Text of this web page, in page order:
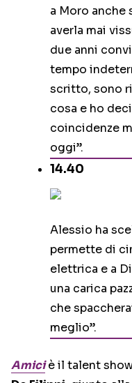
a Moro anche
averla mai
due anni
tempo
scritto, sono
cosa e ho
coincidenze
oggi”.
14.40
Alessio ha
permette di
elettrica e a
una carica
che
meglio”.
Amiciè il talent